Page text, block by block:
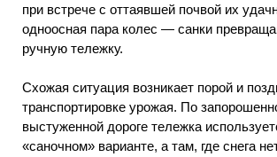
при встрече с оттаявшей почвой их
одноосная пара колес — санки
ручную тележку.
Схожая ситуация возникает порой и
транспортировке урожая. По
выстуженной дороге тележка
«саночном» варианте, а там, где снега